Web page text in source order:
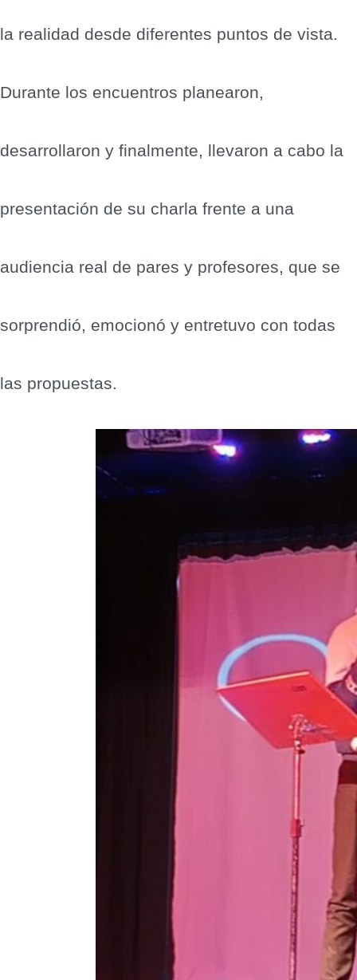
la realidad desde diferentes puntos de vista.
Durante los encuentros planearon,
desarrollaron y finalmente, llevaron a cabo la
presentación de su charla frente a una
audiencia real de pares y profesores, que se
sorprendió, emocionó y entretuvo con todas
las propuestas.